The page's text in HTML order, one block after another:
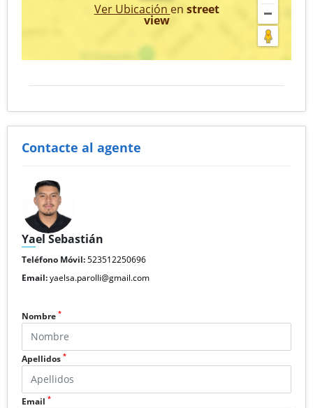
Ver Ubicación en street
view
Contacte al agente
Yael Sebastián
Teléfono Móvil:523512250696
Email:yaelsa.parolli@gmail.com
Nombre *
Apellidos *
Email *